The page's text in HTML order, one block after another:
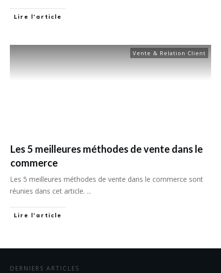
Lire l'article
Vente & Relation Client
Les 5 meilleures méthodes de vente dans le
commerce
Les 5 meilleures méthodes de vente dans le commerce sont
réunies dans cet article. ...
Lire l'article
DERNIERS ARTICLES